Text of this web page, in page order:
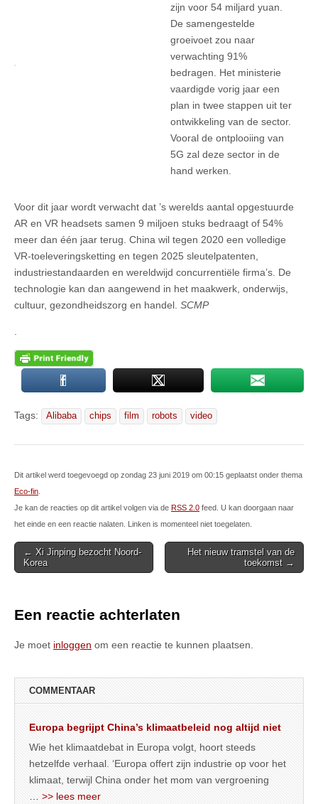
zijn voor 54 miljard yuan.
De samengestelde
groeivoet zou naar
verwachting 91%
bedragen. Het ministerie
vaardigde vorig jaar een
plan in twee stappen uit ter
ontwikkeling van de sector.
Vooral de ontplooiing van
5G zal deze sector in de
hand werken.
Voor dit jaar wordt verwacht dat ’s werelds aantal opgestuurde
AR en VR headsets samen 9 miljoen stuks bedraagt of 54%
meer dan één jaar terug. China wil tegen 2020 een volledige
VR-toeleveringsketting en tegen 2025 sleutelpatenten,
industriestandaarden en wereldwijd concurrentiële firma’s. De
technologie kan dan aangewend in het maakwerk, onderwijs,
cultuur, gezondheidszorg en handel. SCMP
Tags: Alibaba chips film robots video
Dit artikel werd toegevoegd op zondag 23 juni 2019 om 00:15 geplaatst onder thema
Eco-fin
Je kan de reacties op dit artikel volgen via de RSS 2.0 feed. U kan doorgaan naar
het einde en een reactie nalaten. Linken is momenteel niet toegelaten.
Post
navigation
← Xi Jinping bezocht Noord-
Korea
Het nieuw tramstel van de
toekomst →
Een reactie achterlaten
Je moet inloggen om een reactie te kunnen plaatsen.
COMMENTAAR
Europa begrijpt China’s klimaatbeleid nog altijd niet
Wie het klimaatdebat in Europa volgt, hoort steeds
hetzelfde verhaal. ‘Europa offert zijn industrie op voor het
klimaat, terwijl China onder het mom van vergroening
… >> lees meer